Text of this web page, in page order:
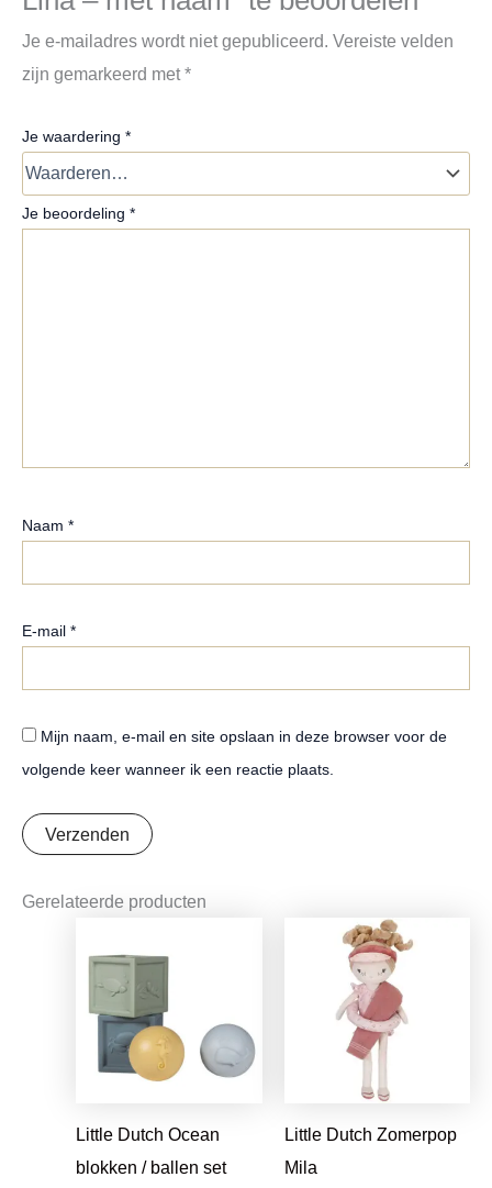
Je e-mailadres wordt niet gepubliceerd. Vereiste velden
zijn gemarkeerd met*
Je waardering *
Je beoordeling *
Naam *
E-mail *
Mijn naam, e-mail en site opslaan in deze browser voor de
volgende keer wanneer ik een reactie plaats.
Gerelateerde producten
Little Dutch Ocean
blokken / ballen set
was:
€16,95.
Little Dutch Zomerpop
Mila
Oorspronkelijke
prijs
was:
€19,99.
Huidige
prijs
is:
€14,99.